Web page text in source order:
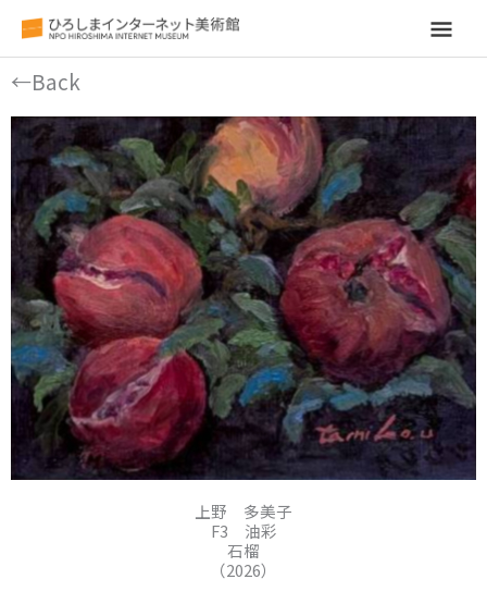
メ
ン
メ
ニ
ュ
ー
←Back
上野 多美子
F3 油彩
石榴
（2026）